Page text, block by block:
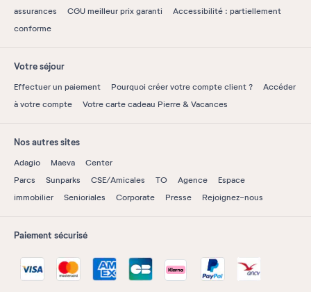
assurances
CGU meilleur prix garanti
Accessibilité : partiellement
conforme
Votre séjour
Effectuer un paiement Pourquoi créer votre compte client ?
Accéder
à votre compte
Votre carte cadeau Pierre & Vacances
Nos autres sites
Adagio Maeva
Center
Parcs
Sunparks CSE/Amicales TO Agence
Espace
immobilier
Senioriales Corporate Presse Rejoignez-nous
Paiement sécurisé